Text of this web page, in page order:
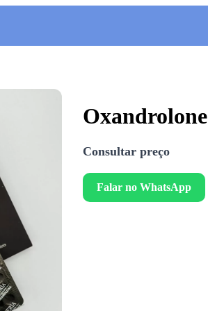
Oxandrolone
Consultar preço
Falar no WhatsApp